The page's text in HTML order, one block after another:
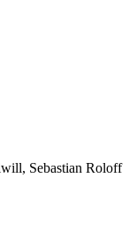
Sebastian Roloff